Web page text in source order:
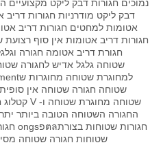
נמוכים חגורות דבק ליקט מקצועיים
דבק ליקט מודרניות חגורות דריב
אטומות למחטים חגורות דריב
חגורות דריב אטומות אין סוף רצועת
חגורת דריב אטומה חגורה
שטוחה גלגל אדיש לחגורה
למחוגרת שטוחה מחוגרות שipment עבור מזחלת
שטוחה חגורה שטוחה אין סופית
שטוחה מחוגרת שטוחה ו- V קטלוג
החגורה השטוחה הטובה ביותר
חגורות שטוחות בצורתตลפongs
שטוחות חגורה שטוחה